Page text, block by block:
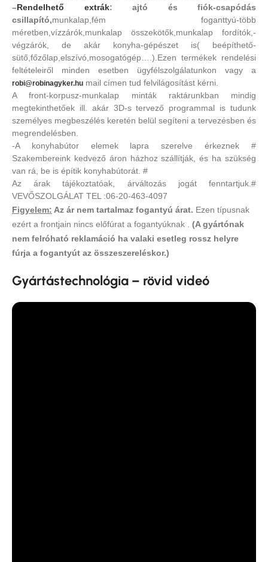
–Rendelhető extrák: ajtó és fiók-csapódás
csillapító,munkalap,fém foganttyú-több
méretben,vízzárók,munkalap összekötők,munkalap fordítók,-
végzárók, de akár konyha-gépészet is( beépíthető-
sütő,főzőlap,elszívó,mosogatógép….).Ezen termékek rendelési
feltételeiről minden esetben ügyfélszolgálatunkon vagy a
robi@robinagyker.hu mail címen tud felvilágosítást kérni.
A front-korpusz-munkalap minták raktárunkban mindig
megtekinthetőek ill. akár 3D-s tervező programmal is tudunk
személyes megbeszélés keretén belül segíteni a tervezésben és
megrendelésben.
-A konyhabútor elemek lapra szerelve érkeznek #
Szakembereink kedvező áron házhoz szállítják, és ha szükség
van rá, be is építik konyhabútorát. #
Az árak tájékoztatóak, árváltozás jogát fenntartjuk.#
VEVŐSZOLGÁLAT TEL :06-20-463-4097
Figyelem: Az ár nem tartalmaz fogantyú árat. Ezen típusnak
ezért a frontjain nincs előfúrat a fogantyúknak . (A gyártónak
nem felróható reklamáció ha valaki esetleg rossz helyre
fúrja a fogantyút az összeszereléskor.)
Gyártástechnológia – rövid videó